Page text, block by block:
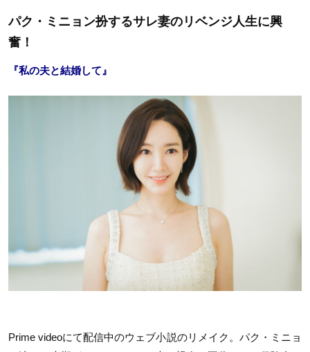
パク・ミニョン扮するサレ妻のリベンジ人生に興
奮！
『私の夫と結婚して』
Prime videoにて配信中のウェブ小説のリメイク。パク・ミニョ